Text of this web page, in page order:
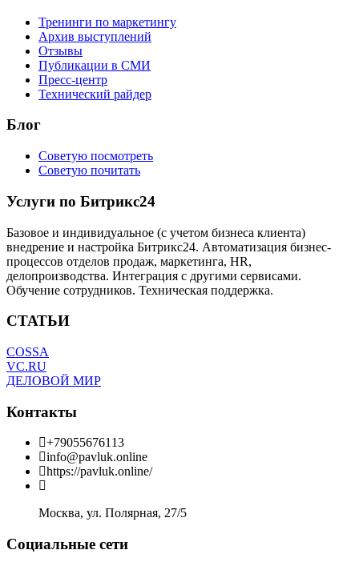
Тренинги по маркетингу
Архив выступлений
Отзывы
Публикации в СМИ
Пресс-центр
Технический райдер
Блог
Советую посмотреть
Советую почитать
Услуги по Битрикс24
Базовое и индивидуальное (с учетом бизнеса клиента)
внедрение и настройка Битрикс24. Автоматизация бизнес-
процессов отделов продаж, маркетинга, HR,
делопроизводства. Интеграция с другими сервисами.
Обучение сотрудников. Техническая поддержка.
СТАТЬИ
COSSA
VC.RU
ДЕЛОВОЙ МИР
Контакты
+79055676113
info@pavluk.online
https://pavluk.online/
Москва, ул. Полярная, 27/5
Социальные сети